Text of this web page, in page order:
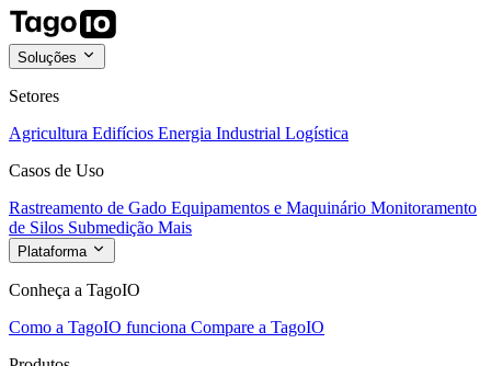
Soluções
Setores
Agricultura Edifícios Energia Industrial Logística
Casos de Uso
Rastreamento de Gado Equipamentos e Maquinário Monitoramento
de Silos Submedição Mais
Plataforma
Conheça a TagoIO
Como a TagoIO funciona Compare a TagoIO